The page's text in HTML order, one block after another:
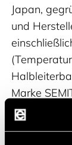
Japan,
und
Marke